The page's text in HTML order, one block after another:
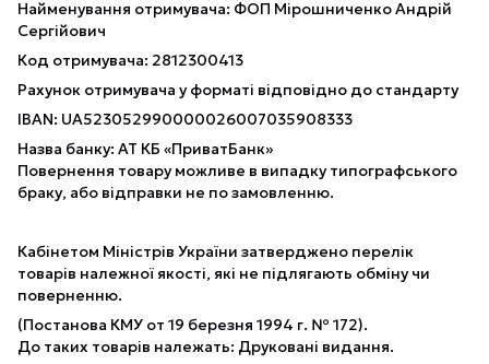
Найменування отримувача: ФОП Мірошниченко Андрій
Сергійович
Код отримувача: 2812300413
Рахунок отримувача у форматі відповідно до стандарту
IBAN: UA523052990000026007035908333
Назва банку: АТ КБ «ПриватБанк»
Повернення товару можливе в випадку типографського
браку, або відправки не по замовленню.
Кабінетом Міністрів України затверджено перелік
товарів належної якості, які не підлягають обміну чи
поверненню.
(Постанова КМУ от 19 березня 1994 г. № 172).
До таких товарів належать: Друковані видання.